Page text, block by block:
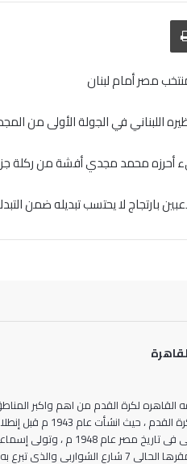
طباعة
مصر أمام لبنان
اللبناني في الجولة الأولى من
أحرزه محمد مجدي أفشة من ركلة
بارتجاج لا يحتسب تبديله
القاهره لكرة القدم من اهم واكبر
المصرى لكرة القدم ، حيث
للمرة الأولى فى تاريخ مصر عام
المنطقة بمقرها الحالى 7 شارع الشواربى